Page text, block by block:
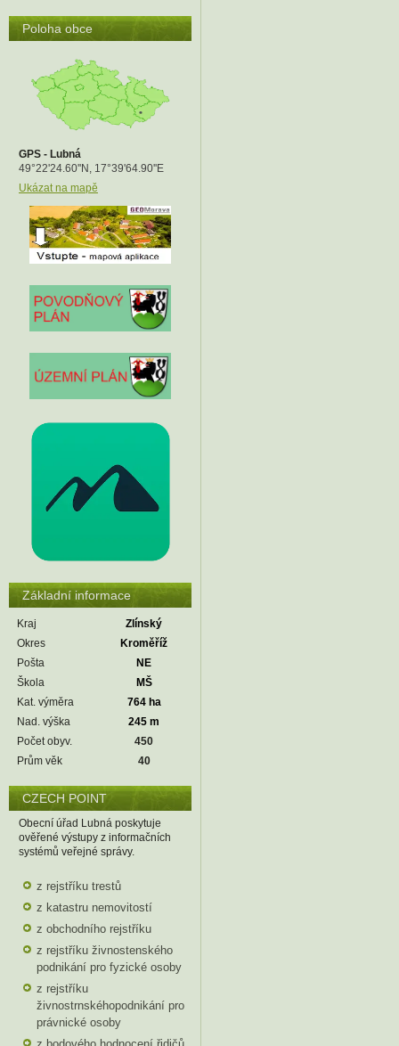
Poloha obce
GPS - Lubná
49°22'24.60''N, 17°39'64.90''E
Ukázat na mapě
Základní informace
Kraj
Zlínský
Okres
Kroměříž
Pošta
NE
Škola
MŠ
Kat. výměra
764 ha
Nad. výška
245 m
Počet obyv.
450
Prům věk
40
CZECH POINT
Obecní úřad Lubná poskytuje
ověřené výstupy z informačních
systémů veřejné správy.
z rejstříku trestů
z katastru nemovitostí
z obchodního rejstříku
z rejstříku živnostenského
podnikání pro fyzické osoby
z rejstříku
živnostrnskéhopodnikání pro
právnické osoby